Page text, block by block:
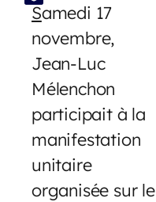
Samedi 17
novembre,
Jean-Luc
Mélenchon
participait à la
manifestation
unitaire
organisée sur le